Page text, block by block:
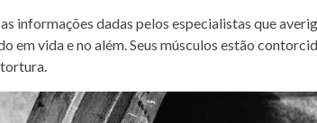
informações dadas pelos especialistas que
em vida e no além. Seus músculos estão